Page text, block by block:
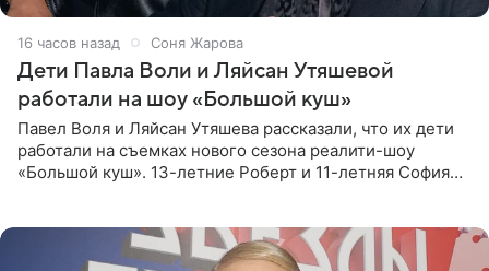
16 часов назад Соня Жарова
Дети Павла Воли и Ляйсан Утяшевой
работали на шоу «Большой куш»
Павел Воля и Ляйсан Утяшева рассказали, что их дети
работали на съемках нового сезона реалити-шоу
«Большой куш». 13-летние Роберт и 11-летняя София